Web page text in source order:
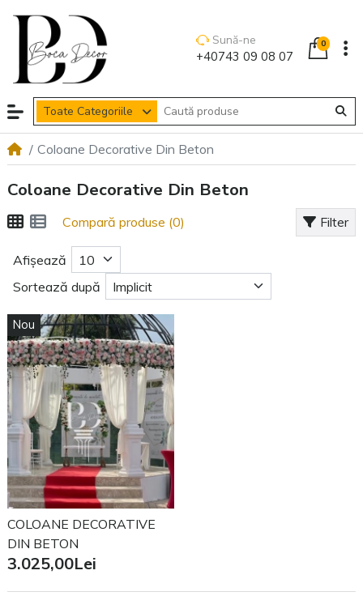
Toate Categoriile
Sună-ne
+40743 09 08 07
0
Coloane Decorative Din Beton
Coloane Decorative Din Beton
Filter
Compară produse (0)
Afișează
Sortează după
Nou
COLOANE DECORATIVE
DIN BETON
3.025,00Lei